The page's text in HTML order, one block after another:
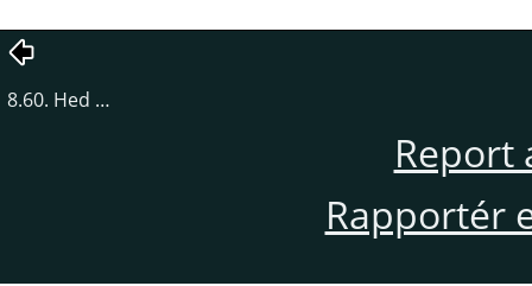
8.60. Hed …
Report
Rapportér